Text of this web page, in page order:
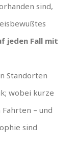
sind,
jeden Fall mit
Standorten
wobei kurze
– und
sind